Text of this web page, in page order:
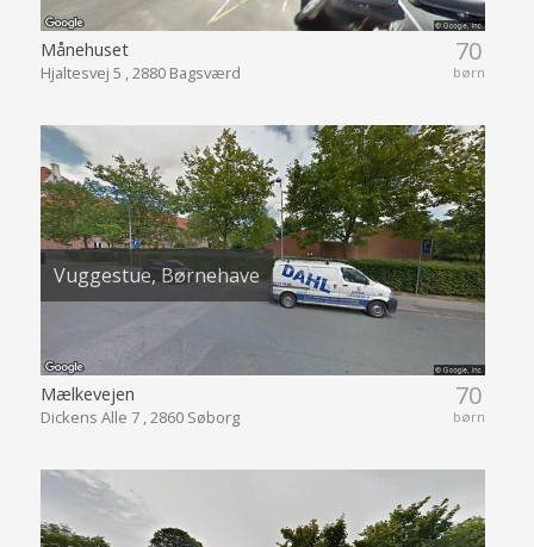
70
børn
Månehuset
Hjaltesvej 5 , 2880 Bagsværd
Vuggestue, Børnehave
70
børn
Mælkevejen
Dickens Alle 7 , 2860 Søborg